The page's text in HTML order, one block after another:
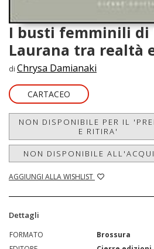
I busti femminili di
Laurana tra realtà
di Chrysa Damianaki
CARTACEO
NON DISPONIBILE PER IL
E RITIRA'
NON DISPONIBILE
AGGIUNGI ALLA WISHLIST
Dettagli
FORMATO
Brossura